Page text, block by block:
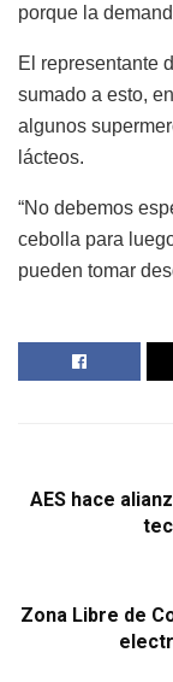
porque la
El representante
sumado a esto,
algunos
lácteos.
“No debemos
cebolla para
pueden tomar
AES hace
Zona Libre de